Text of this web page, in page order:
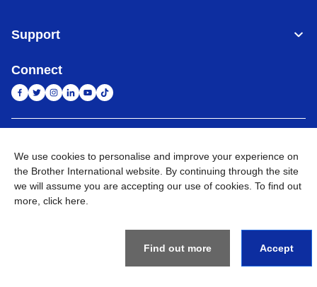
Support
Connect
Privacy Policy Ketentuan Penggunaan Site Map Kunjungi Situs Global
©2026BROTHER INTERNATIONAL SALES INDONESIA All
We use cookies to personalise and improve your experience on
the Brother International website. By continuing through the site
we will assume you are accepting our use of cookies. To find out
more, click here
Find out more Accept